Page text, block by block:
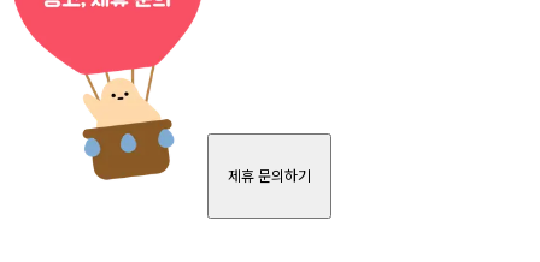
제휴 문의하기